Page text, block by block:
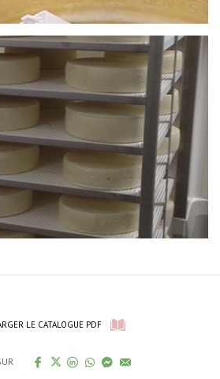
LE CATALOGUE PDF